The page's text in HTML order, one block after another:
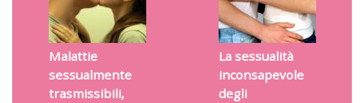
Malattie
sessualmente
trasmissibili,
La sessualità
inconsapevole
degli